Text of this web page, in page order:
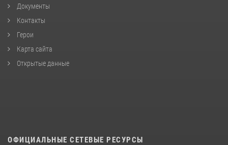
Документы
Контакты
Герои
Карта сайта
Открытые данные
ОФИЦИАЛЬНЫЕ СЕТЕВЫЕ РЕСУРСЫ